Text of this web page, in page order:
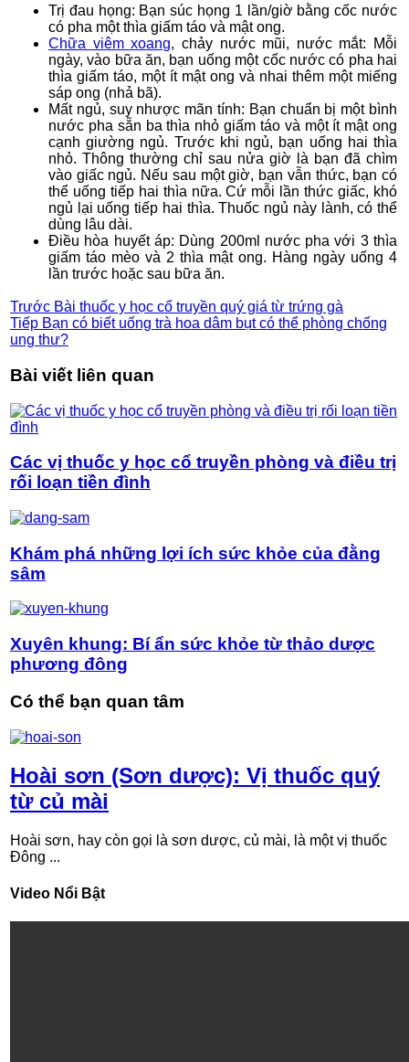
Trị đau họng: Bạn súc họng 1 lần/giờ bằng cốc nước
có pha một thìa giấm táo và mật ong.
Chữa viêm xoang, chảy nước mũi, nước mắt: Mỗi
ngày, vào bữa ăn, bạn uống một cốc nước có pha hai
thìa giấm táo, một ít mật ong và nhai thêm một miếng
sáp ong (nhả bã).
Mất ngủ, suy nhược mãn tính: Bạn chuẩn bị một bình
nước pha sẵn ba thìa nhỏ giấm táo và một ít mật ong
cạnh giường ngủ. Trước khi ngủ, bạn uống hai thìa
nhỏ. Thông thường chỉ sau nửa giờ là bạn đã chìm
vào giấc ngủ. Nếu sau một giờ, bạn vẫn thức, bạn có
thể uống tiếp hai thìa nữa. Cứ mỗi lần thức giấc, khó
ngủ lại uống tiếp hai thìa. Thuốc ngủ này lành, có thể
dùng lâu dài.
Điều hòa huyết áp: Dùng 200ml nước pha với 3 thìa
giấm táo mèo và 2 thìa mật ong. Hàng ngày uống 4
lần trước hoặc sau bữa ăn.
Trước Bài thuốc y học cổ truyền quý giá từ trứng gà
Tiếp Bạn có biết uống trà hoa dâm bụt có thể phòng chống
ung thư?
Bài viết liên quan
Các vị thuốc y học cổ truyền phòng và điều trị
rối loạn tiền đình
Khám phá những lợi ích sức khỏe của đằng
sâm
Xuyên khung: Bí ẩn sức khỏe từ thảo dược
phương đông
Có thể bạn quan tâm
Hoài sơn (Sơn dược): Vị thuốc quý
từ củ mài
Hoài sơn, hay còn gọi là sơn dược, củ mài, là một vị thuốc
Đông ...
Video Nổi Bật